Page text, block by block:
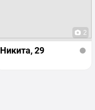
2
Никита, 29